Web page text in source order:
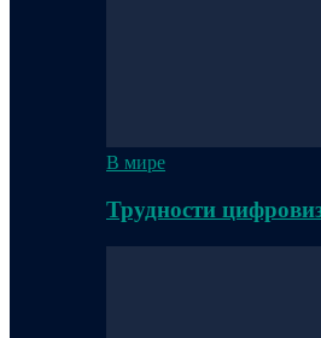
В мире
Трудности